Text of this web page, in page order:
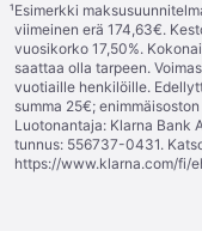
¹Esimerkki
viimeinen erä 174,63€.
vuosikorko 17,50%.
saattaa olla tarpeen.
vuotiaille henkilöille.
summa 25€;
Luotonantaja: Klarna Bank
tunnus: 556737-0431.
https://www.klarna.com/fi/